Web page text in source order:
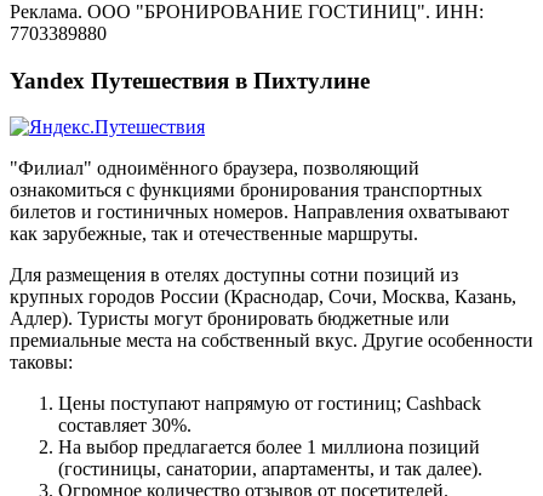
Реклама. ООО "БРОНИРОВАНИЕ ГОСТИНИЦ". ИНН:
7703389880
Yandex Путешествия в Пихтулине
"Филиал" одноимённого браузера, позволяющий
ознакомиться с функциями бронирования транспортных
билетов и гостиничных номеров. Направления охватывают
как зарубежные, так и отечественные маршруты.
Для размещения в отелях доступны сотни позиций из
крупных городов России (Краснодар, Сочи, Москва, Казань,
Адлер). Туристы могут бронировать бюджетные или
премиальные места на собственный вкус. Другие особенности
таковы:
Цены поступают напрямую от гостиниц; Cashback
составляет 30%.
На выбор предлагается более 1 миллиона позиций
(гостиницы, санатории, апартаменты, и так далее).
Огромное количество отзывов от посетителей.